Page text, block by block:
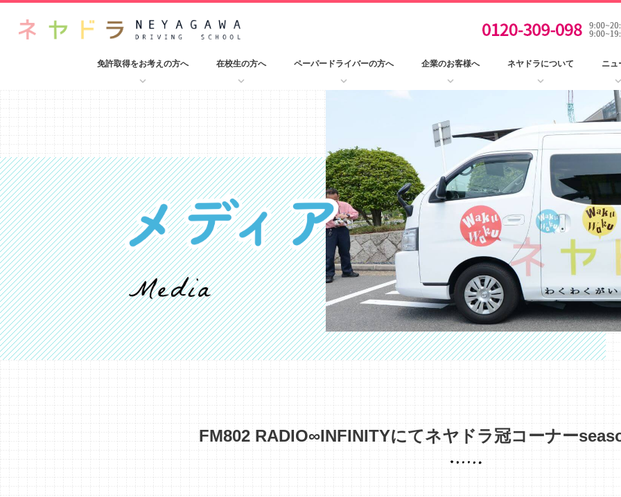
免許取得をお考えの方へ
keyboard_arrow_down
在校生の方へ
keyboard_arrow_down
ペーパードライバーの方へ
keyboard_arrow_down
企業のお客様へ
keyboard_arrow_down
ネヤドラについて
keyboard_arrow_down
ニュ
FM802 RADIO∞INFINITYにてネヤドラ冠コーナー